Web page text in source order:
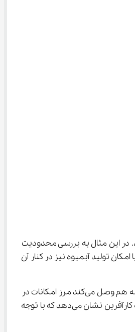
این مثال به بررسی محدودیت
دست دارد تولید کند و آیا امکان تولید آبمیوه نیز در کنار آن
اگر قصد کارآفرین تولید هر دو محصول باشد منابع باید بین این دو تقسیم شوند. مختصاتی به هر یک از این دو تصمیم داده شده و خطی که این دو نقطه را به هم وصل می‌کند مرز امکانات در
دهم با ذکر مثال‌های متنوع این موضوع را برای شما شرح می‌دهد. در حقیقت این مرز به کارآفرین نشان می‌دهد که با توجه